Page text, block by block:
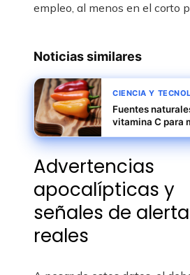
empleo, al menos en el corto
Noticias similares
CIENCIA Y
Fuentes
vitamina C para
el sistema
inmunológico y
general
Advertencias
apocalípticas y
señales de alerta
reales